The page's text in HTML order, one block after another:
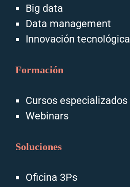
Big data
Data management
Innovación tecnológica
Formación
Cursos especializados
Webinars
Soluciones
Oficina 3Ps